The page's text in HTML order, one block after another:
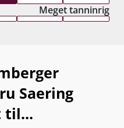
Meget tanninrig
Saering
til...